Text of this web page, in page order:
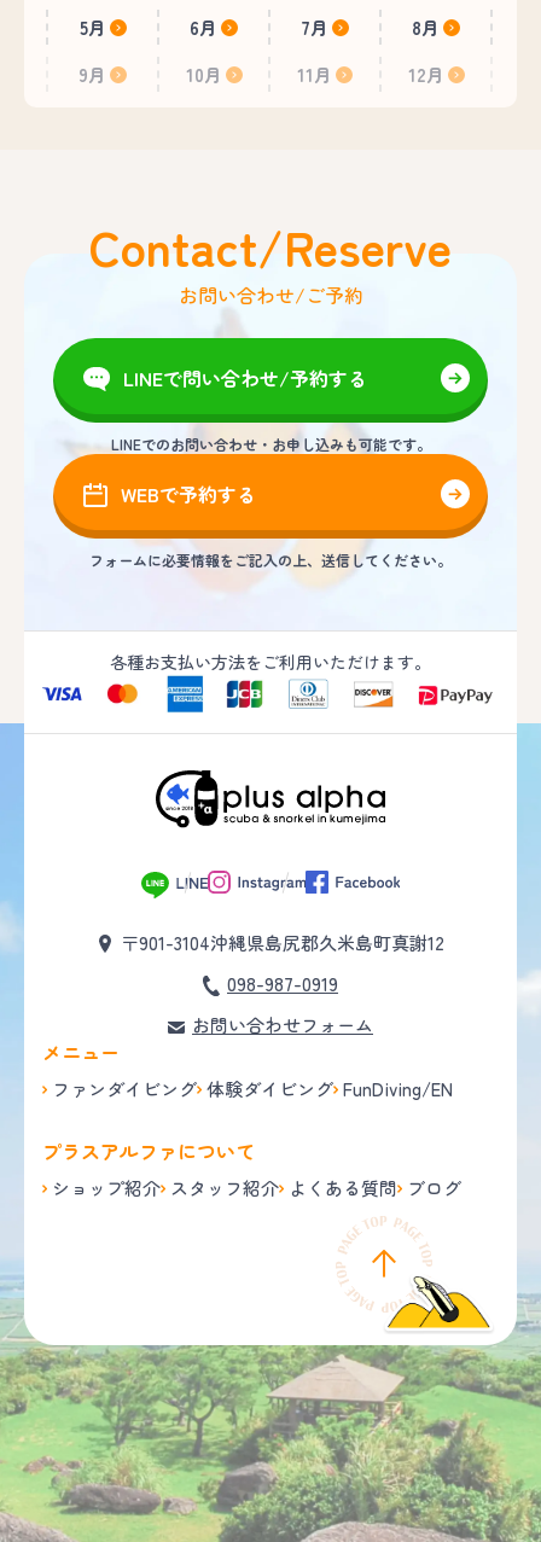
5月
6月 7月
8月
9月
10月 11月 12月
Contact/Reserve
お問い合わせ/ご予約
LINEで問い合わせ/予約する
LINEでのお問い合わせ・お申し込みも可能です。
WEBで予約する
フォームに必要情報をご記入の上、送信してください。
各種お支払い方法をご利用いただけます。
〒901-3104沖縄県島尻郡久米島町真謝12
098-987-0919
お問い合わせフォーム
メニュー
ファンダイビング 体験ダイビング FunDiving/EN
プラスアルファについて
ショップ紹介 スタッフ紹介 よくある質問 ブログ